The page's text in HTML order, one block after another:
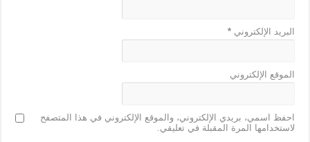
البريد الإلكتروني*
الموقع الإلكتروني
احفظ اسمي، بريدي الإلكتروني، والموقع الإلكتروني في هذا المتصفح
لاستخدامها المرة المقبلة في تعليقي.